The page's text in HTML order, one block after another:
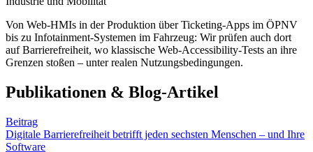
Von Web-HMIs in der Produktion über Ticketing-Apps im ÖPNV
bis zu Infotainment-Systemen im Fahrzeug: Wir prüfen auch dort
auf Barrierefreiheit, wo klassische Web-Accessibility-Tests an ihre
Grenzen stoßen – unter realen Nutzungsbedingungen.
Publikationen & Blog-Artikel
Beitrag
Digitale Barrierefreiheit betrifft jeden sechsten Menschen – und Ihre
Software